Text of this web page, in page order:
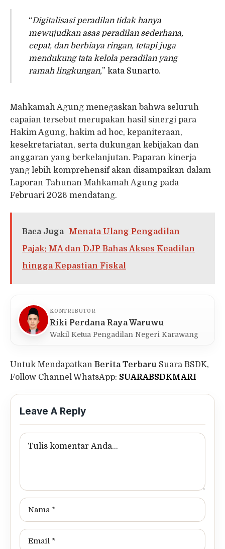
“Digitalisasi peradilan tidak hanya
mewujudkan asas peradilan sederhana,
cepat, dan berbiaya ringan, tetapi juga
mendukung tata kelola peradilan yang
ramah lingkungan,” kata Sunarto.
Mahkamah Agung menegaskan bahwa seluruh
capaian tersebut merupakan hasil sinergi para
Hakim Agung, hakim ad hoc, kepaniteraan,
kesekretariatan, serta dukungan kebijakan dan
anggaran yang berkelanjutan. Paparan kinerja
yang lebih komprehensif akan disampaikan dalam
Laporan Tahunan Mahkamah Agung pada
Februari 2026 mendatang.
Baca Juga
Menata Ulang Pengadilan
Pajak: MA dan DJP Bahas Akses Keadilan
hingga Kepastian Fiskal
KONTRIBUTOR
Riki Perdana Raya Waruwu
Wakil Ketua Pengadilan Negeri Karawang
Untuk Mendapatkan Berita Terbaru Suara BSDK,
Follow Channel WhatsApp: SUARABSDKMARI
Leave A Reply